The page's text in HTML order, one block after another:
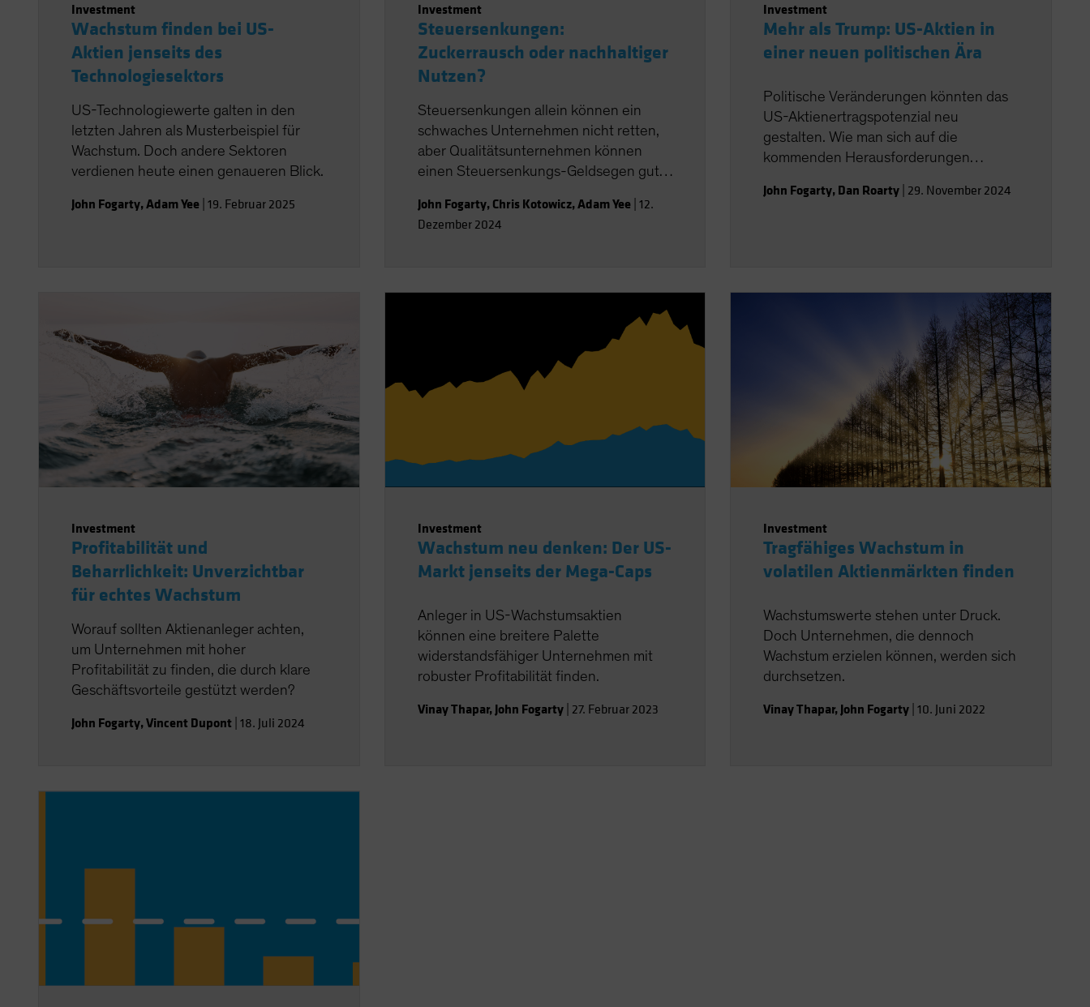
Investment
Wachstum finden bei US-
Aktien jenseits des
Technologiesektors
US-Technologiewerte galten in den
letzten Jahren als Musterbeispiel für
Wachstum. Doch andere Sektoren
verdienen heute einen genaueren Blick.
John Fogarty,Adam Yee 19. Februar 2025
Investment
Steuersenkungen:
Zuckerrausch oder nachhaltiger
Nutzen?
Steuersenkungen allein können ein
schwaches Unternehmen nicht retten,
aber Qualitätsunternehmen können
einen Steuersenkungs-Geldsegen gut
John Fogarty, Chris Kotowicz,Adam Yee| 12.
Dezember 2024
Investment
Mehr als Trump: US-Aktien in
einer neuen politischen Ära
Politische Veränderungen könnten das
US-Aktienertragspotenzial neu
gestalten. Wie man sich auf die
kommenden Herausforderungen
John Fogarty, Dan Roarty 29. November 2024
Investment
Profitabilität und
Beharrlichkeit: Unverzichtbar
für echtes Wachstum
Worauf sollten Aktienanleger achten,
um Unternehmen mit hoher
Profitabilität zu finden, die durch klare
Geschäftsvorteile gestützt werden?
John Fogarty,Vincent Dupont 18. Juli 2024
Investment
Wachstum neu denken: Der US-
Markt jenseits der Mega-Caps
Anleger in US-Wachstumsaktien
können eine breitere Palette
widerstandsfähiger Unternehmen mit
robuster Profitabilität finden.
Vinay Thapar, John Fogarty| 27. Februar 2023
Investment
Tragfähiges Wachstum in
volatilen Aktienmärkten finden
Wachstumswerte stehen unter Druck.
Doch Unternehmen, die dennoch
Wachstum erzielen können, werden sich
durchsetzen.
Vinay Thapar, John Fogarty 10. Juni 2022